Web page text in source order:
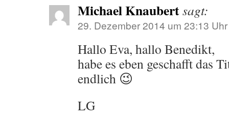
Michael Knaubertsagt:
29. Dezember 2014 um 23:13 Uhr
Hallo Eva, hallo Benedikt,
habe es eben geschafft das
endlich 😉
LG